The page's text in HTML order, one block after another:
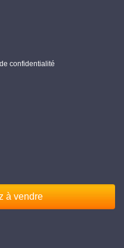
confidentialité
à vendre